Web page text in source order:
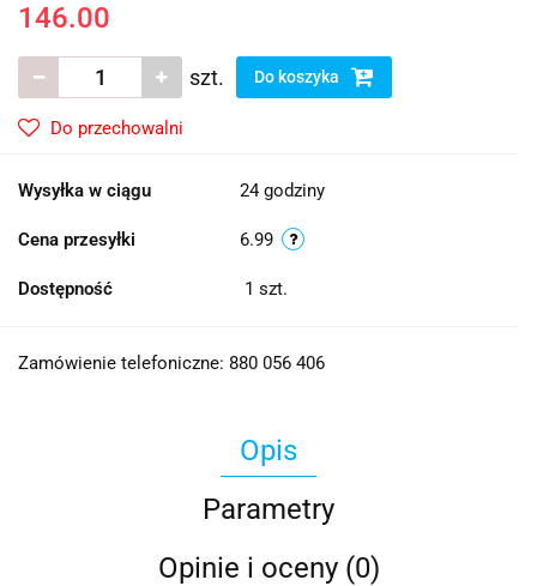
146.00
szt. Do koszyka
Do przechowalni
Wysyłka w ciągu 24 godziny
Cena przesyłki 6.99
Dostępność 1 szt.
Zamówienie telefoniczne: 880 056 406
Opis
Parametry
Opinie i oceny (0)